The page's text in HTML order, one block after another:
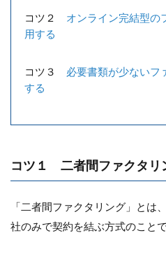
コツ２ オンライン完結型の
用する
コツ３ 必要書類が少ないフ
する
コツ１ 二者間ファクタリ
「二者間ファクタリング」とは
社のみで契約を結ぶ方式のことで